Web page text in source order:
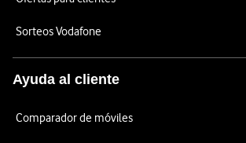
Sorteos Vodafone
Ayuda al cliente
Comparador de móviles